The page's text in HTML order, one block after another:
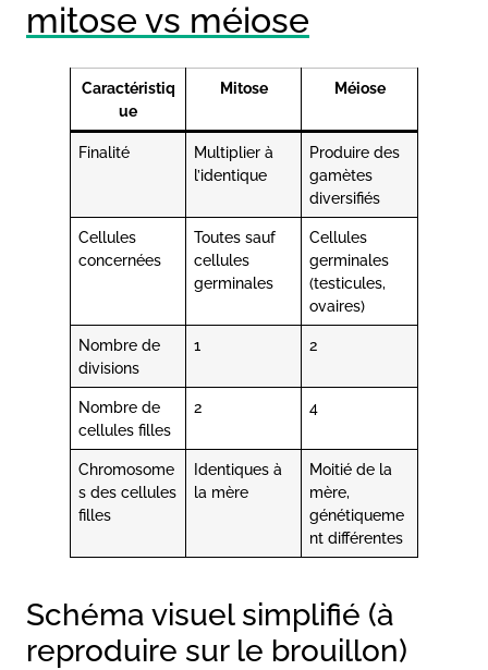
mitose vs méiose
Caractéristiq
ue
Mitose Méiose
Finalité
Multiplier à
l’identique
Produire des
gamètes
diversifiés
Cellules
concernées
Toutes sauf
cellules
germinales
Cellules
germinales
(testicules,
ovaires)
Nombre de
divisions
1 2
Nombre de
cellules filles
2 4
Chromosome
s des cellules
filles
Identiques à
la mère
Moitié de la
mère,
génétiqueme
nt différentes
Schéma visuel simplifié (à
reproduire sur le brouillon)